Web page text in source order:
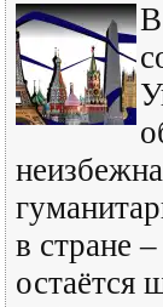
В
в стране
остаётся